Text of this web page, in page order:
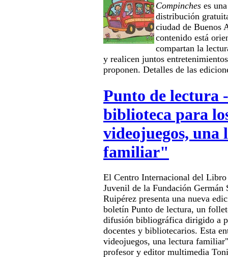
Compinches es
distribución
ciudad de Buenos
contenido está
compartan la
y realicen juntos
proponen. Detalles de las
Punto de lectura
biblioteca para
videojuegos, una
familiar"
El Centro Internacional del
Juvenil de la Fundación Germán
Ruipérez presenta una nueva
boletín Punto de lectura, un
difusión bibliográfica dirigido a
docentes y bibliotecarios. Esta
videojuegos, una lectura
profesor y editor multimedia